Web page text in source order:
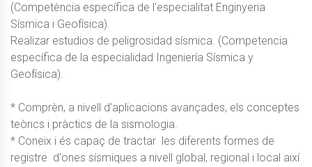
(Competència específica de l'especialitat Enginyeria
Sísmica i Geofísica).
Realizar estudios de peligrosidad sísmica. (Competencia
específica de la especialidad Ingeniería Sísmica y
Geofísica).
* Comprèn, a nivell d'aplicacions avançades, els conceptes
teòrics i pràctics de la sismologia.
* Coneix i és capaç de tractar  les diferents formes de
registre  d'ones sísmiques a nivell global, regional i local així